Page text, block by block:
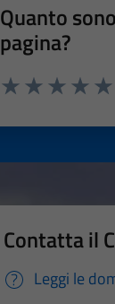
Quanto
pagina?
Contatta il
Leggi le